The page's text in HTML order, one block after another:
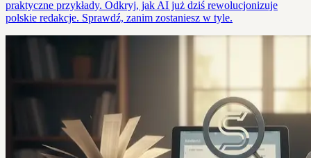
praktyczne przykłady. Odkryj, jak AI już dziś rewolucjonizuje
polskie redakcje. Sprawdź, zanim zostaniesz w tyle.